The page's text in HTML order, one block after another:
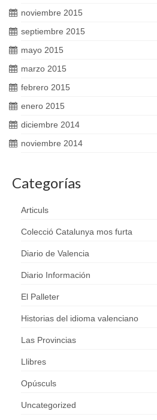
noviembre 2015
septiembre 2015
mayo 2015
marzo 2015
febrero 2015
enero 2015
diciembre 2014
noviembre 2014
Categorías
Articuls
Colecció Catalunya mos furta
Diario de Valencia
Diario Información
El Palleter
Historias del idioma valenciano
Las Provincias
Llibres
Opúsculs
Uncategorized